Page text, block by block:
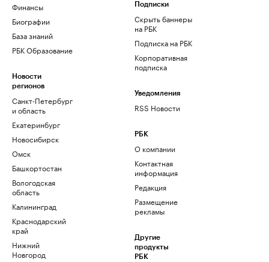
Финансы
Биографии
База знаний
РБК Образование
Новости
регионов
Санкт-Петербург
и область
Екатеринбург
Новосибирск
Омск
Башкортостан
Вологодская
область
Калининград
Краснодарский
край
Нижний
Новгород
Подписки
Скрыть баннеры
на РБК
Подписка на РБК
Корпоративная
подписка
Уведомления
RSS Новости
РБК
О компании
Контактная
информация
Редакция
Размещение
рекламы
Другие
продукты
РБК